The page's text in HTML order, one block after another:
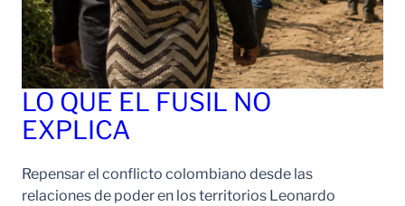
LO QUE EL FUSIL NO
EXPLICA
Repensar el conflicto colombiano desde las
relaciones de poder en los territorios Leonardo